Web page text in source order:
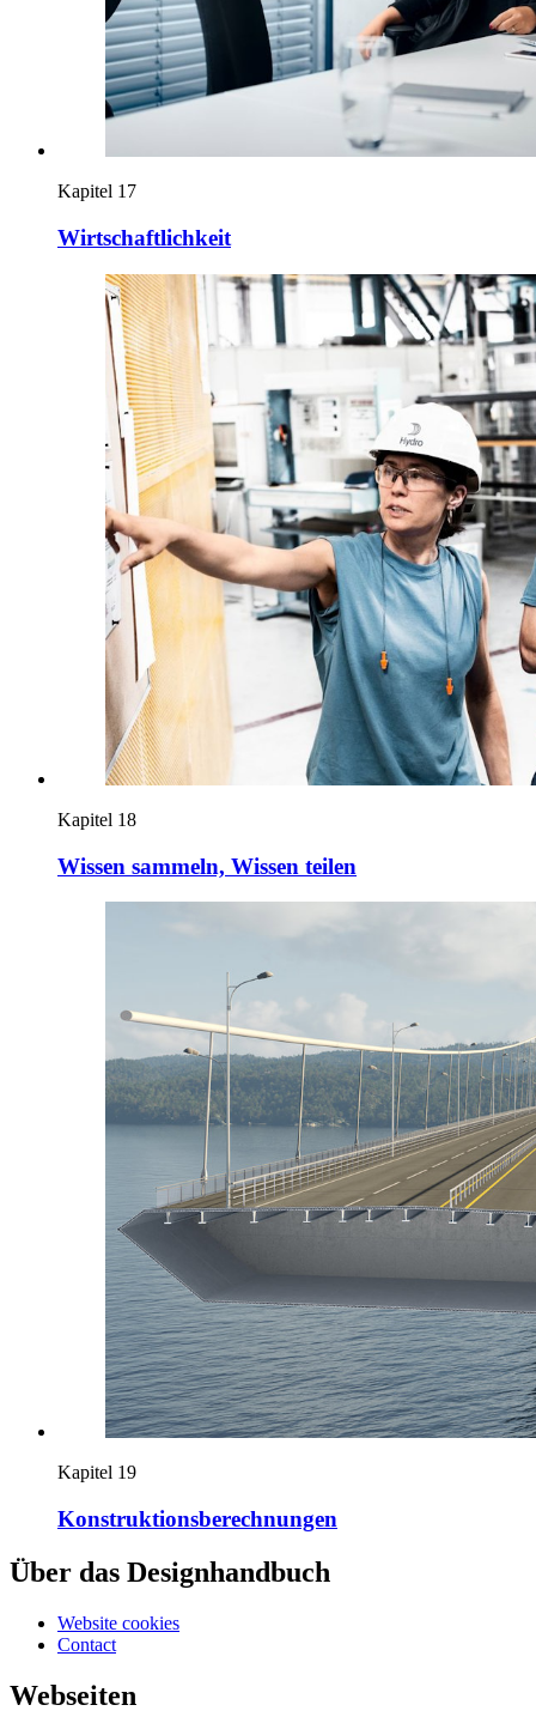
Kapitel 17
Wirtschaftlichkeit
Kapitel 18
Wissen sammeln, Wissen teilen
Kapitel 19
Konstruktionsberechnungen
Über das Designhandbuch
Website cookies
Contact
Webseiten